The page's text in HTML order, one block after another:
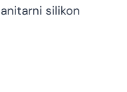
silikon